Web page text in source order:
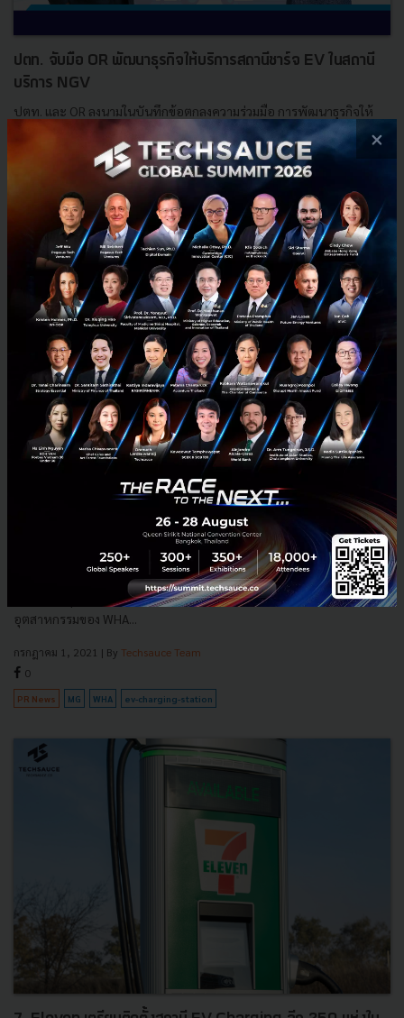
ปตท. จับมือ OR พัฒนาธุรกิจให้บริการสถานีชาร์จ EV ในสถานี
บริการ NGV
ปตท. และ OR ลงนามในบันทึกข้อตกลงความร่วมมือ การพัฒนาธุรกิจให้
บริการสถานีอัดประจุสำหรับยานยนต์ไฟฟ้า หรือ EV Charging Station
ในสถานีบริการก๊าซธรรมชาติสำหรับยานยนต์ (NGV)...
| By
Techsauce Team
EV OR ptt EV Charging Station
WHA Group จับมือ MG เตรียมให้บริการสถานีชาร์จรถยนต์
ไฟฟ้าในนิคมอุตสาหกรรมของ WHA
WHA Group จับมือ MG เตรียมให้บริการสถานีชาร์จรถยนต์ไฟฟ้าในนิคม
อุตสาหกรรมของ WHA...
กรกฎาคม 1, 2021 | By Techsauce Team
0
PR News MG WHA ev-charging-station
×